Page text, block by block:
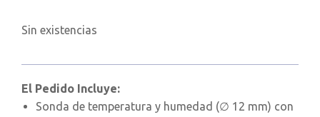
Sin existencias
El Pedido Incluye:
Sonda de temperatura y humedad (∅ 12 mm) con